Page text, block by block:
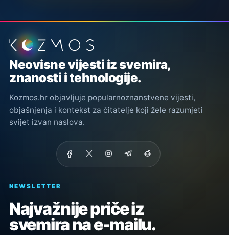
Podnožje stranice
Neovisne vijesti iz svemira,
znanosti i tehnologije.
Kozmos.hr objavljuje popularnoznanstvene vijesti,
objašnjenja i kontekst za čitatelje koji žele razumjeti
svijet izvan naslova.
NEWSLETTER
Najvažnije priče iz
svemira na e-mailu.